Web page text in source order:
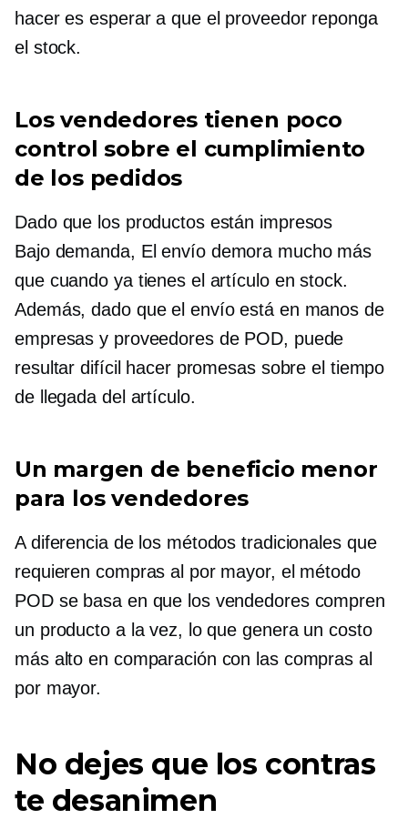
hacer es esperar a que el proveedor reponga
el stock.
Los vendedores tienen poco
control sobre el cumplimiento
de los pedidos
Dado que los productos están impresos
Bajo demanda, El envío demora mucho más
que cuando ya tienes el artículo en stock.
Además, dado que el envío está en manos de
empresas y proveedores de POD, puede
resultar difícil hacer promesas sobre el tiempo
de llegada del artículo.
Un margen de beneficio menor
para los vendedores
A diferencia de los métodos tradicionales que
requieren compras al por mayor, el método
POD se basa en que los vendedores compren
un producto a la vez, lo que genera un costo
más alto en comparación con las compras al
por mayor.
No dejes que los contras
te desanimen